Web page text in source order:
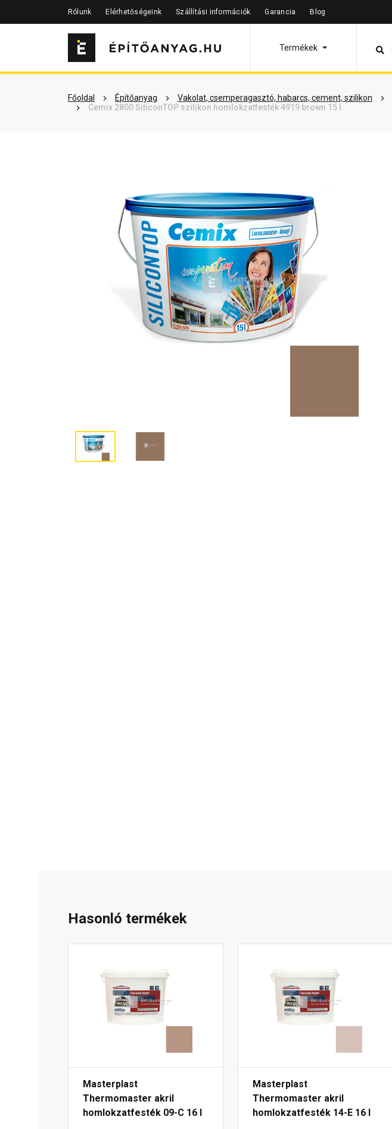
Rólunk Elérhetőségeink Szállítási információk Garancia Blog
Termékek
Főoldal Építőanyag Vakolat, csemperagasztó, habarcs, cement, szilikon
Cemix 2800 SiliconTOP szilikon homlokzatfesték 4919 brown 15 l
Szükséged lehet rá Részletes leírás Termékinformáció
Hasonló termékek
Masterplast
Thermomaster akril
homlokzatfesték 09-C 16 l
Masterplast
Thermomaster akril
homlokzatfesték 14-E 16 l